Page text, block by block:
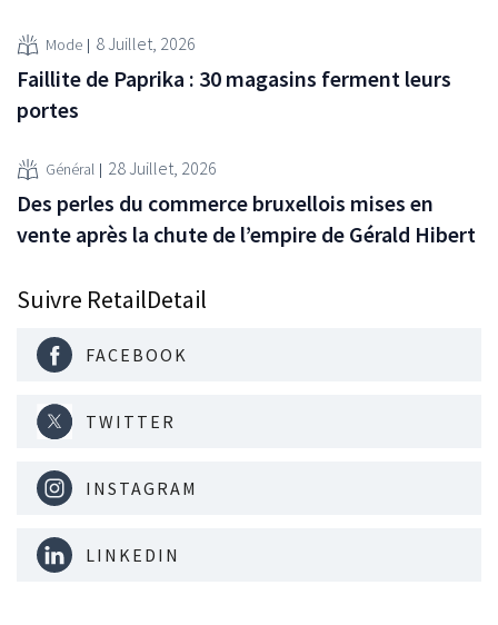
Mode 8 Juillet, 2026
Faillite de Paprika : 30 magasins ferment leurs
portes
Général 28 Juillet, 2026
Des perles du commerce bruxellois mises en
vente après la chute de l’empire de Gérald Hibert
Suivre RetailDetail
FACEBOOK
TWITTER
INSTAGRAM
LINKEDIN